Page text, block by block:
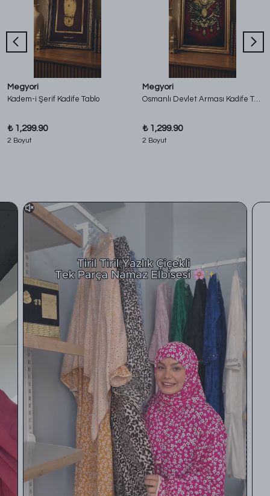
Megyori
Kadem-i Şerif Kadife Tablo
₺ 1,299.90
2 Boyut
Megyori
Osmanlı Devlet Arması Kadife Tablo
₺ 1,299.90
2 Boyut